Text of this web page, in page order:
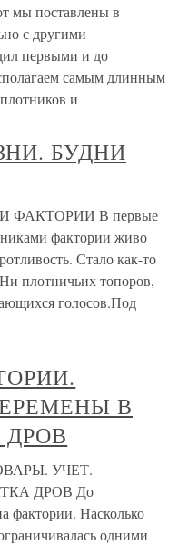
мы поставлены в
с другими
первыми и до
самым длинным
и
БУДНИ
В первые
фактории живо
Стало как-то
плотничьих топоров,
голосов.Под
В
УЧЕТ.
ДРОВ До
фактории. Насколько
одними